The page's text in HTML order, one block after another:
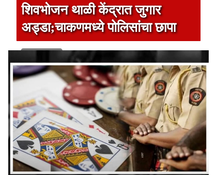
शिवभोजन थाळी केंद्रात जुगार
अड्डा;चाकणमध्ये पोलिसांचा छापा